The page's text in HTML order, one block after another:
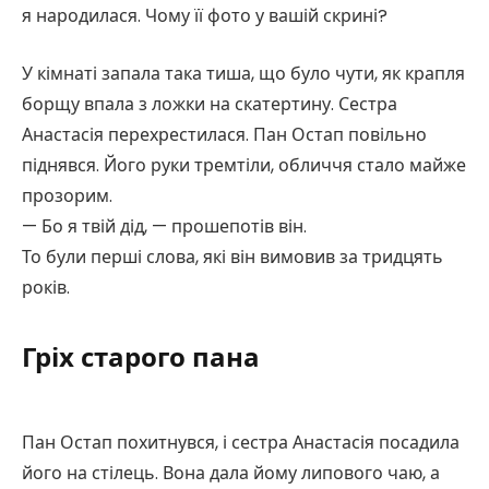
я народилася. Чому її фото у вашій скрині?
У кімнаті запала така тиша, що було чути, як крапля
борщу впала з ложки на скатертину. Сестра
Анастасія перехрестилася. Пан Остап повільно
піднявся. Його руки тремтіли, обличчя стало майже
прозорим.
— Бо я твій дід, — прошепотів він.
То були перші слова, які він вимовив за тридцять
років.
Гріх старого пана
Пан Остап похитнувся, і сестра Анастасія посадила
його на стілець. Вона дала йому липового чаю, а